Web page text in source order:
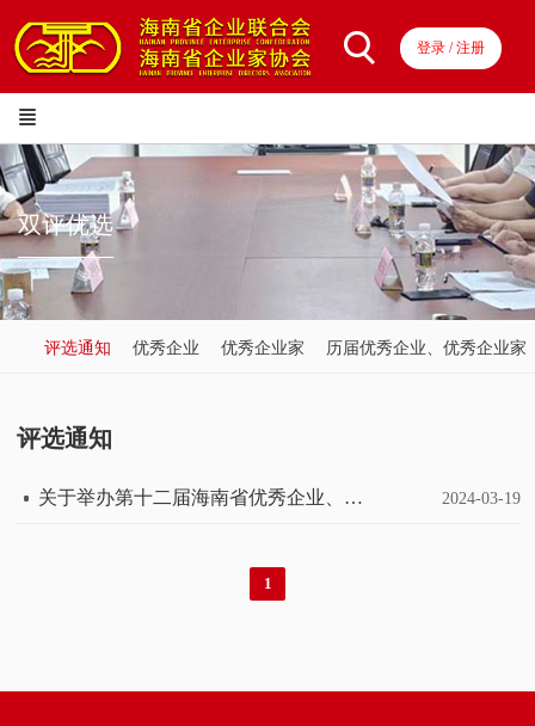
登录 / 注册
双评优选
————
评选通知 优秀企业 优秀企业家 历届优秀企业、优秀企业家
评选通知
关于举办第十二届海南省优秀企业、优秀企业家评选与表彰活动的通知 2024-03-19
1